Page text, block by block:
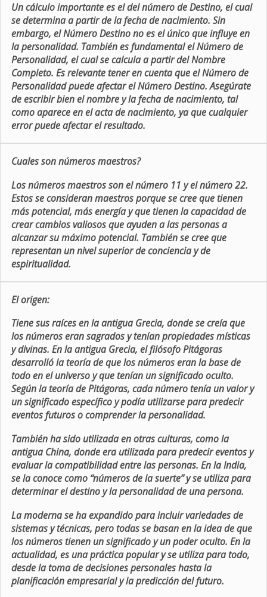
Un cálculo importante es el del número de Destino, el cual
se determina a partir de la fecha de nacimiento. Sin
embargo, el Número Destino no es el único que influye en
la personalidad. También es fundamental el Número de
Personalidad, el cual se calcula a partir del Nombre
Completo. Es relevante tener en cuenta que el Número de
Personalidad puede afectar el Número Destino. Asegúrate
de escribir bien el nombre y la fecha de nacimiento, tal
como aparece en el acta de nacimiento, ya que cualquier
error puede afectar el resultado.
Cuales son números maestros?
Los números maestros son el número 11 y el número 22.
Estos se consideran maestros porque se cree que tienen
más potencial, más energía y que tienen la capacidad de
crear cambios valiosos que ayuden a las personas a
alcanzar su máximo potencial. También se cree que
representan un nivel superior de conciencia y de
espiritualidad.
El origen:
Tiene sus raíces en la antigua Grecia, donde se creía que
los números eran sagrados y tenían propiedades místicas
y divinas. En la antigua Grecia, el filósofo Pitágoras
desarrolló la teoría de que los números eran la base de
todo en el universo y que tenían un significado oculto.
Según la teoría de Pitágoras, cada número tenía un valor y
un significado específico y podía utilizarse para predecir
eventos futuros o comprender la personalidad.
También ha sido utilizada en otras culturas, como la
antigua China, donde era utilizada para predecir eventos y
evaluar la compatibilidad entre las personas. En la India,
se la conoce como “números de la suerte” y se utiliza para
determinar el destino y la personalidad de una persona.
La moderna se ha expandido para incluir variedades de
sistemas y técnicas, pero todas se basan en la idea de que
los números tienen un significado y un poder oculto. En la
actualidad, es una práctica popular y se utiliza para todo,
desde la toma de decisiones personales hasta la
planificación empresarial y la predicción del futuro.